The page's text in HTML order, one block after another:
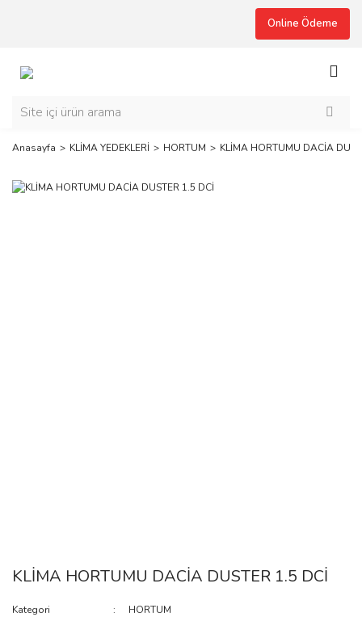
Online Ödeme
Anasayfa KLİMA YEDEKLERİ HORTUM KLİMA HORTUMU DACİA
KLİMA HORTUMU DACİA DUSTER 1.5 DCİ
Kategori
HORTUM